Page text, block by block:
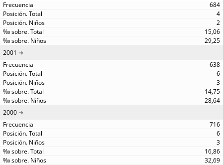
684
4
2
15,06
29,25
2001
638
6
3
14,75
28,64
2000
716
6
3
16,86
32,69